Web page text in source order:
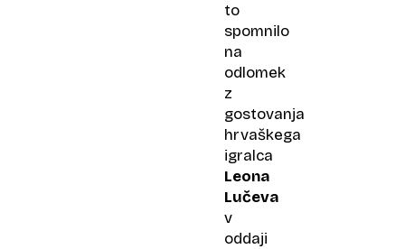
to
spomnilo
na
odlomek
z
gostovanja
hrvaškega
igralca
Leona
Lučeva
v
oddaji